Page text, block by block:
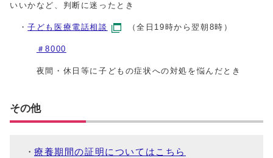
いいかなど、判断に迷ったとき
・子ども医療電話相談 （全日19時から翌朝8時）
＃8000
夜間・休日等に子どもの症状への対処を悩んだとき
その他
療養期間の証明についてはこちら